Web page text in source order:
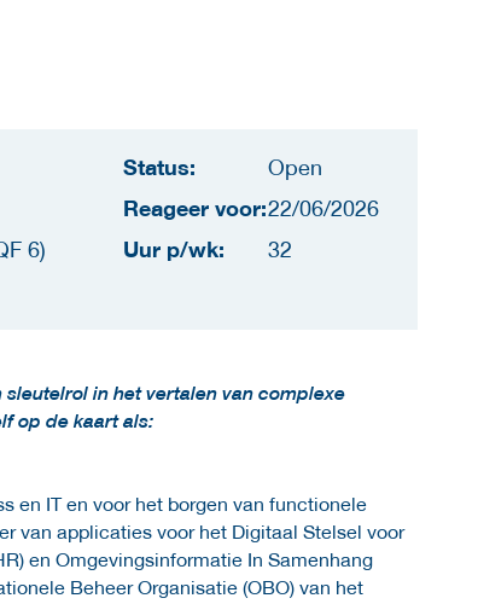
6)
Status: Open
Reageer voor:22/06/2026
Uur p/wk: 32
in het vertalen van complexe
op de kaart als:
en IT en voor het borgen van functionele
van applicaties voor het Digitaal Stelsel voor
en Omgevingsinformatie In Samenhang
Beheer Organisatie (OBO) van het